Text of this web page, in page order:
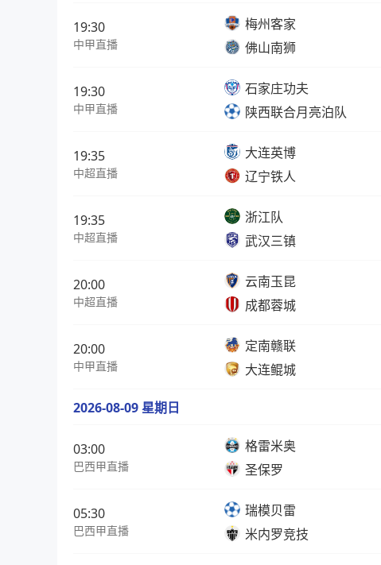
19:30
中甲直播
梅州客家
佛山南狮
19:30
中甲直播
石家庄功夫
陕西联合月亮泊队
19:35
中超直播
大连英博
辽宁铁人
19:35
中超直播
浙江队
武汉三镇
20:00
中超直播
云南玉昆
成都蓉城
20:00
中甲直播
定南赣联
大连鲲城
2026-08-09 星期日
03:00
巴西甲直播
格雷米奥
圣保罗
05:30
巴西甲直播
瑞模贝雷
米内罗竞技